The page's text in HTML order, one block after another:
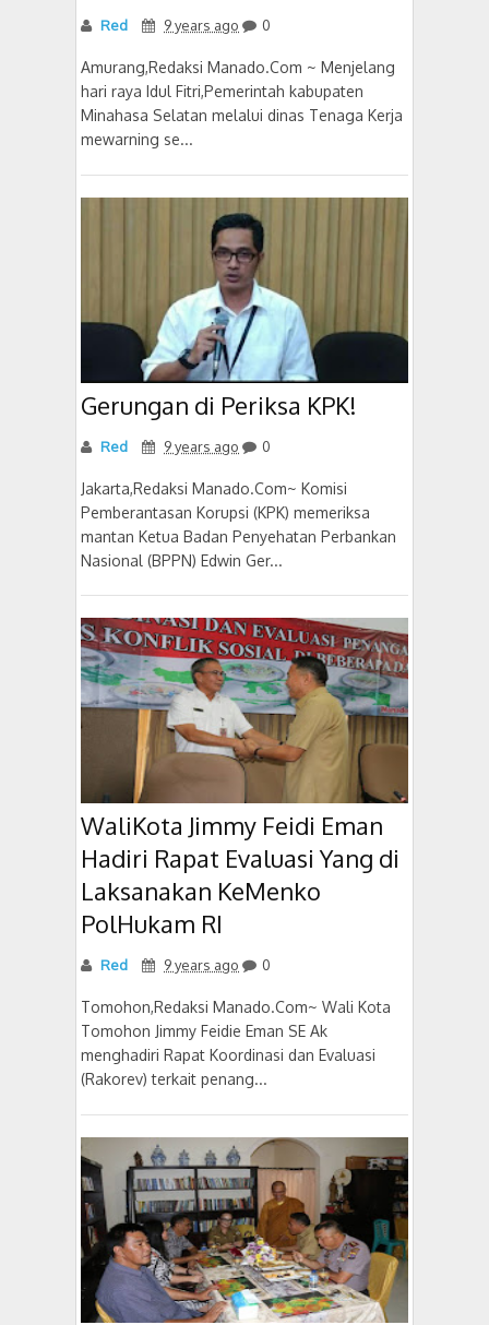
Red 9 years ago 0
Amurang,Redaksi Manado.Com ~ Menjelang
hari raya Idul Fitri,Pemerintah kabupaten
Minahasa Selatan melalui dinas Tenaga Kerja
mewarning se...
Gerungan di Periksa KPK!
Red 9 years ago 0
Jakarta,Redaksi Manado.Com~ Komisi
Pemberantasan Korupsi (KPK) memeriksa
mantan Ketua Badan Penyehatan Perbankan
Nasional (BPPN) Edwin Ger...
WaliKota Jimmy Feidi Eman
Hadiri Rapat Evaluasi Yang di
Laksanakan KeMenko
PolHukam RI
Red 9 years ago 0
Tomohon,Redaksi Manado.Com~ Wali Kota
Tomohon Jimmy Feidie Eman SE Ak
menghadiri Rapat Koordinasi dan Evaluasi
(Rakorev) terkait penang...